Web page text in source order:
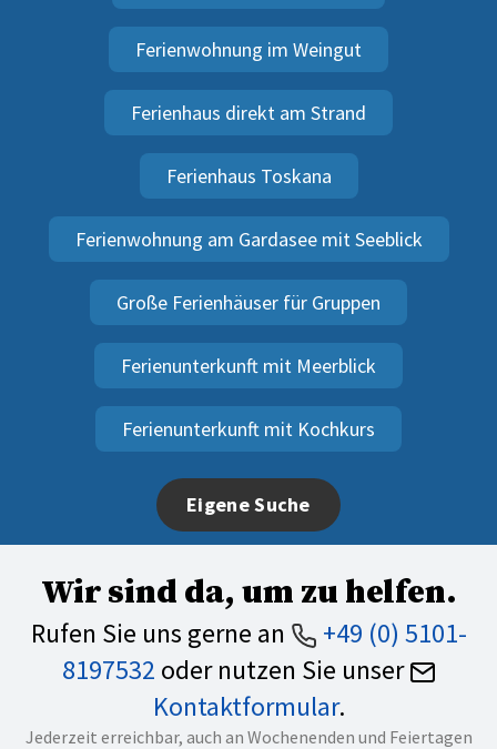
Ferienwohnung im Weingut
Ferienhaus direkt am Strand
Ferienhaus Toskana
Ferienwohnung am Gardasee mit Seeblick
Große Ferienhäuser für Gruppen
Ferienunterkunft mit Meerblick
Ferienunterkunft mit Kochkurs
Eigene Suche
Wir sind da, um zu helfen.
Rufen Sie uns gerne an
+49 (0) 5101-
8197532 oder nutzen Sie unser
Kontaktformular.
Jederzeit erreichbar, auch an Wochenenden und Feiertagen